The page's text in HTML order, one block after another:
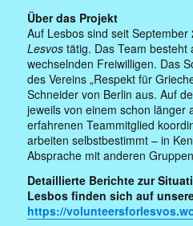
Über das Projekt
Auf Lesbos sind seit September
Lesvos tätig. Das Team besteht
wechselnden Freiwilligen. Das
des Vereins „Respekt für
Schneider von Berlin aus. Auf
jeweils von einem schon länger
erfahrenen Teammitglied
arbeiten selbstbestimmt – in
Absprache mit anderen
Detaillierte Berichte zur
Lesbos finden sich auf
https://